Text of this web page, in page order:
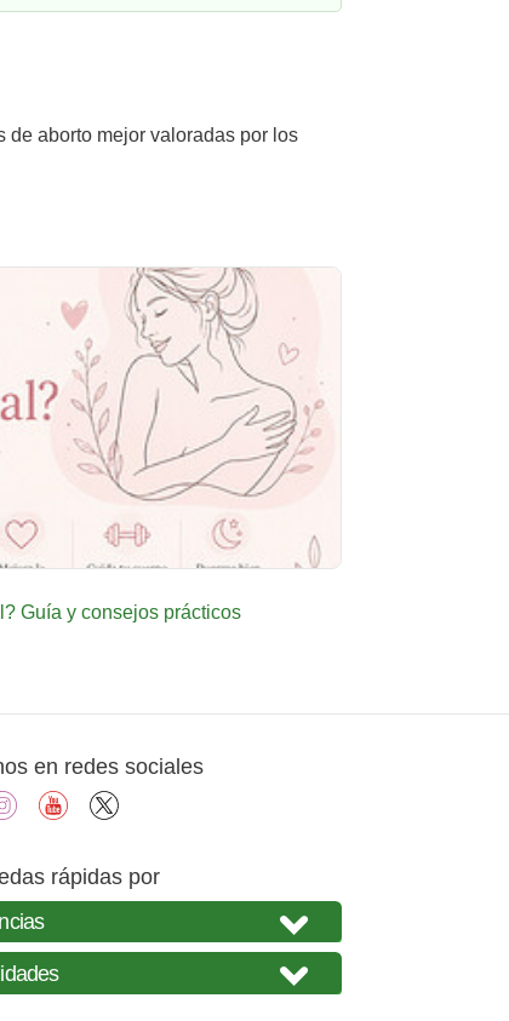
de aborto mejor valoradas por los
Guía y consejos prácticos
en redes sociales
instagramyoutube
rápidas por